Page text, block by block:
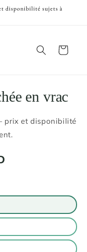
disponibilité sujets à
Panier
en vrac
prix et disponibilité